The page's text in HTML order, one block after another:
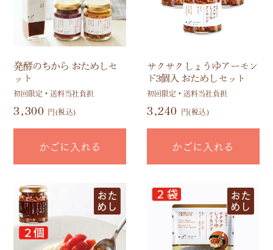
発酵のちから おためしセ
ット
初回限定・送料当社負担
3,300 円(税込)
かごに入れる
サクサクしょうゆアーモン
ド3個入 おためしセット
初回限定・送料当社負担
3,240 円(税込)
かごに入れる